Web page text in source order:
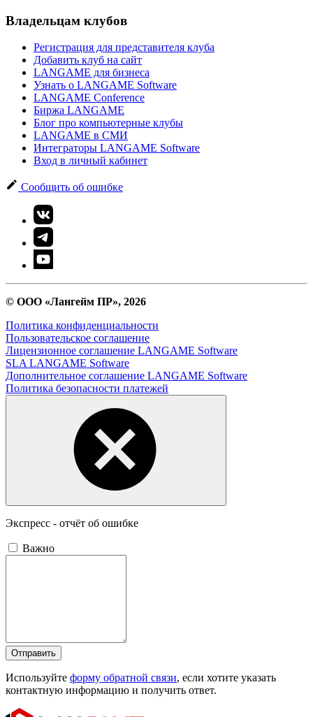
Владельцам клубов
Регистрация для представителя клуба
Добавить клуб на сайт
LANGAME для бизнеса
Узнать о LANGAME Software
LANGAME Conference
Биржа LANGAME
Блог про компьютерные клубы
LANGAME в СМИ
Интеграторы LANGAME Software
Вход в личный кабинет
Сообщить об ошибке
© ООО «Лангейм ПР», 2026
Политика конфиденциальности
Пользовательское соглашение
Лицензионное соглашение LANGAME Software
SLA LANGAME Software
Дополнительное соглашение LANGAME Software
Политика безопасности платежей
Экспресс - отчёт об ошибке
Важно
Отправить
Используйте форму обратной связи, если хотите указать
контактную информацию и получить ответ.